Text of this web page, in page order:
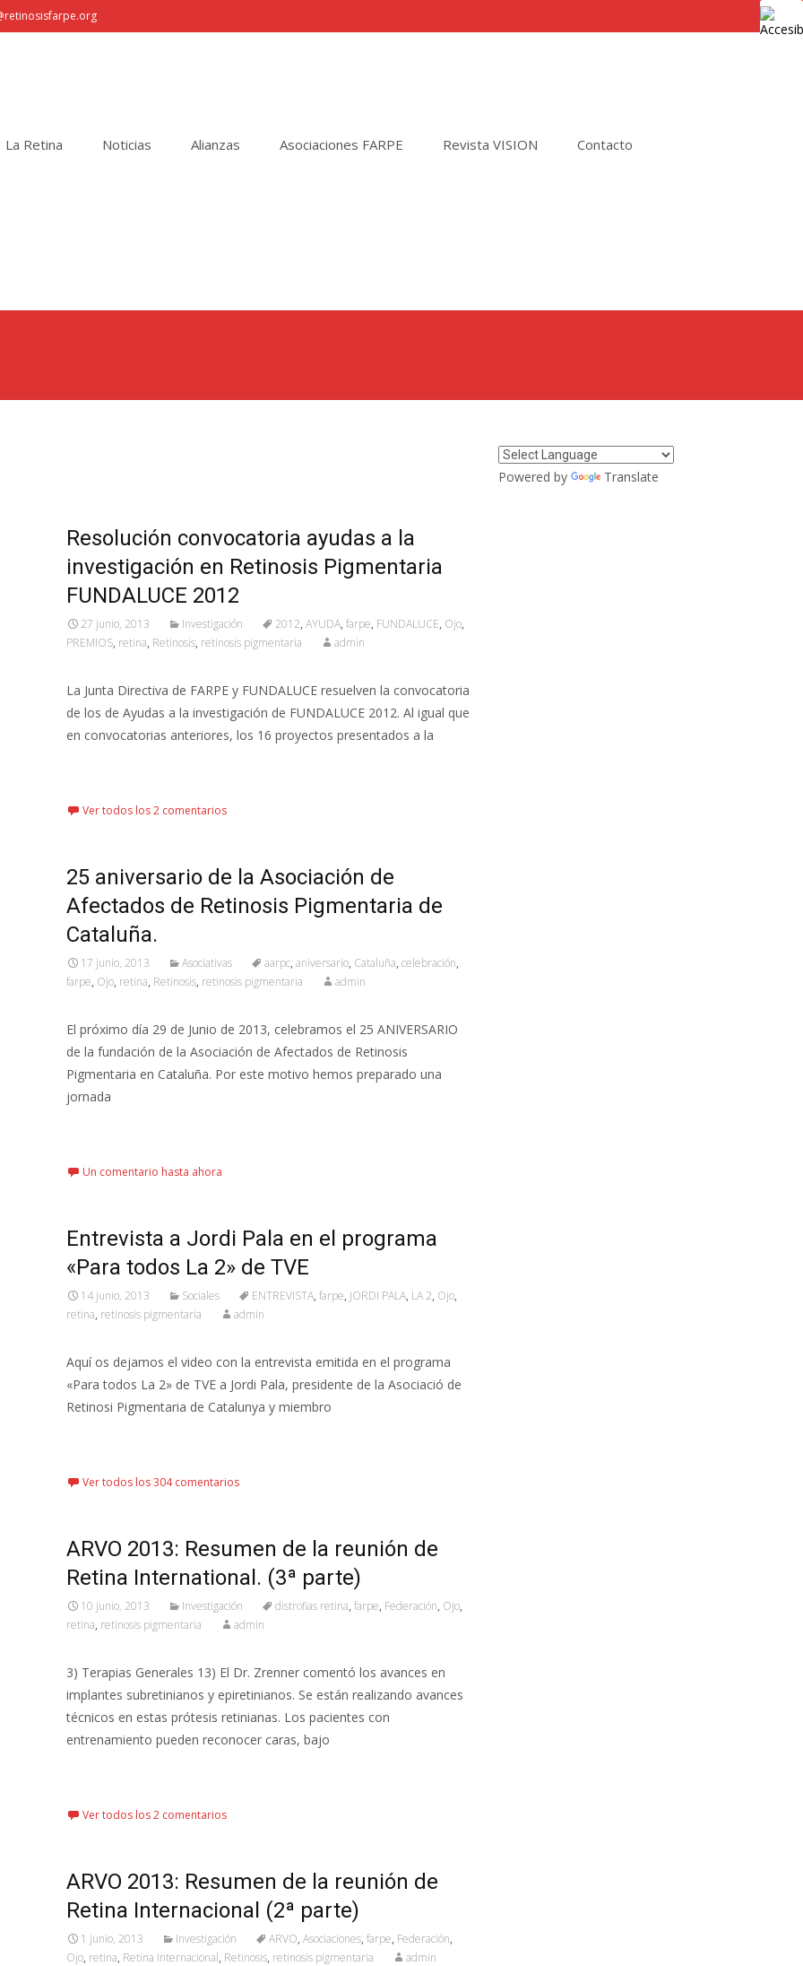
La Retina Noticias Alianzas Asociaciones FARPE Revista VISION Contacto
Resolución convocatoria ayudas a la
investigación en Retinosis Pigmentaria
FUNDALUCE 2012
27 junio, 2013 Investigación 2012, AYUDA, farpe, FUNDALUCE, Ojo,
PREMIOS, retina, Retinosis, retinosis pigmentaria admin
La Junta Directiva de FARPE y FUNDALUCE resuelven la convocatoria
de los de Ayudas a la investigación de FUNDALUCE 2012. Al igual que
en convocatorias anteriores, los 16 proyectos presentados a la
Ver todos los 2 comentarios
25 aniversario de la Asociación de
Afectados de Retinosis Pigmentaria de
Cataluña.
17 junio, 2013 Asociativas aarpc, aniversario, Cataluña, celebración,
farpe, Ojo, retina, Retinosis, retinosis pigmentaria admin
El próximo día 29 de Junio de 2013, celebramos el 25 ANIVERSARIO
de la fundación de la Asociación de Afectados de Retinosis
Pigmentaria en Cataluña. Por este motivo hemos preparado una
jornada
Un comentario hasta ahora
Entrevista a Jordi Pala en el programa
«Para todos La 2» de TVE
14 junio, 2013 Sociales ENTREVISTA, farpe, JORDI PALA, LA 2, Ojo,
retina, retinosis pigmentaria admin
Aquí os dejamos el video con la entrevista emitida en el programa
«Para todos La 2» de TVE a Jordi Pala, presidente de la Asociació de
Retinosi Pigmentaria de Catalunya y miembro
Ver todos los 304 comentarios
ARVO 2013: Resumen de la reunión de
Retina International. (3ª parte)
10 junio, 2013 Investigación distrofias retina, farpe, Federación, Ojo,
retina, retinosis pigmentaria admin
3) Terapias Generales 13) El Dr. Zrenner comentó los avances en
implantes subretinianos y epiretinianos. Se están realizando avances
técnicos en estas prótesis retinianas. Los pacientes con
entrenamiento pueden reconocer caras, bajo
Ver todos los 2 comentarios
ARVO 2013: Resumen de la reunión de
Retina Internacional (2ª parte)
1 junio, 2013 Investigación ARVO, Asociaciones, farpe, Federación,
Ojo, retina, Retina Internacional, Retinosis, retinosis pigmentaria admin
Powered by Translate